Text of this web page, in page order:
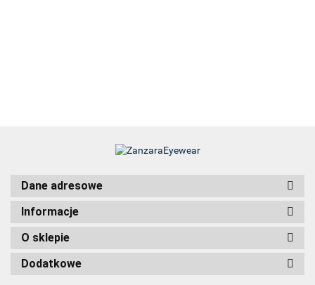
Dane adresowe
Informacje
O sklepie
Dodatkowe